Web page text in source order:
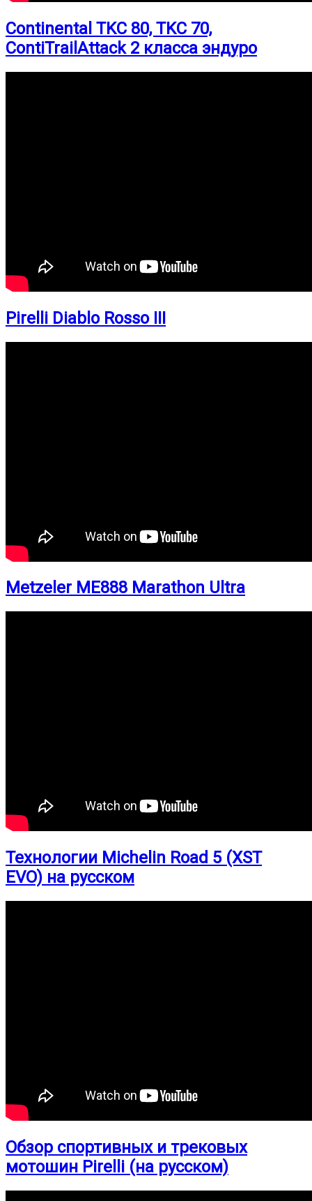
Continental TKC 80, TKC 70,
ContiTrailAttack 2 класса эндуро
Pirelli Diablo Rosso III
Metzeler ME888 Marathon Ultra
Технологии Michelin Road 5 (XST
EVO) на русском
Обзор спортивных и трековых
мотошин Pirelli (на русском)